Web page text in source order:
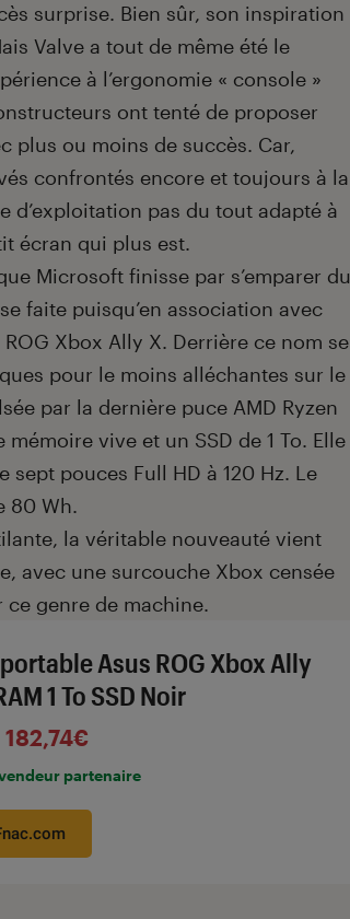
surprise. Bien sûr, son inspiration
Valve a tout de même été le
à l’ergonomie « console »
ont tenté de proposer
plus ou moins de succès. Car,
confrontés encore et toujours à la
d’exploitation pas du tout adapté à
écran qui plus est.
Microsoft finisse par s’emparer du
faite puisqu’en association avec
Xbox Ally X. Derrière ce nom se
pour le moins alléchantes sur le
par la dernière puce AMD Ryzen
vive et un SSD de 1 To. Elle
sept pouces Full HD à 120 Hz. Le
80 Wh.
la véritable nouveauté vient
avec une surcouche Xbox censée
ce genre de machine.
Asus ROG Xbox Ally
1 To SSD Noir
182,74€
partenaire